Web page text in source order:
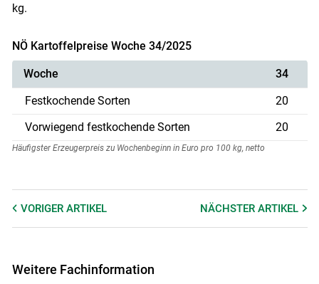
kg.
NÖ Kartoffelpreise Woche 34/2025
Woche
34
Festkochende Sorten
20
Vorwiegend festkochende Sorten
20
Häufigster Erzeugerpreis zu Wochenbeginn in Euro pro 100 kg, netto
VORIGER ARTIKEL NÄCHSTERARTIKEL
Weitere Fachinformation